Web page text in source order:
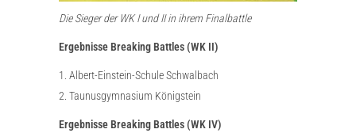
Die Sieger der WK I und II in ihrem Finalbattle
Ergebnisse Breaking Battles (WK II)
1. Albert-Einstein-Schule Schwalbach
2. Taunusgymnasium Königstein
Ergebnisse Breaking Battles (WK IV)